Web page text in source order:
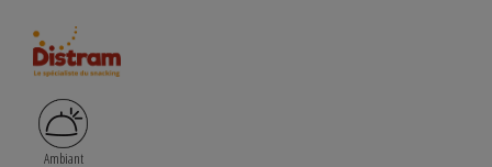
Ambiant